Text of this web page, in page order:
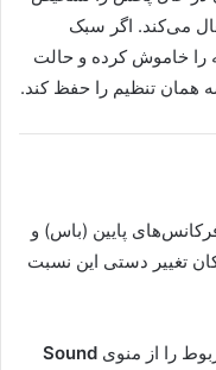
می‌کند. اگر سبک
را خاموش کرده و حالت
همان تنظیم را حفظ کند.
پایین (باس) و
تغییر دستی این نسبت
Sound